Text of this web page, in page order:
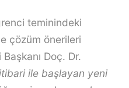
teminindeki
çözüm önerileri
Doç. Dr.
ile başlayan yeni